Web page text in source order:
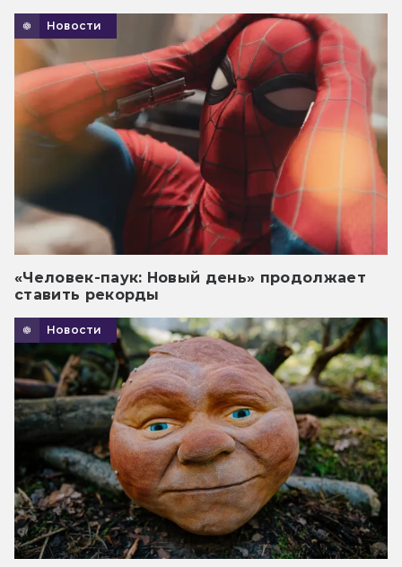
Новости
«Человек-паук: Новый день» продолжает
ставить рекорды
Новости